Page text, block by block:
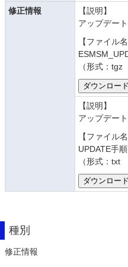
修正情報
【説明】
アップデー
【ファイル
（形式：
【説明】
アップデー
【ファイル
UPDATE手
（形式：txt
種別
修正情報